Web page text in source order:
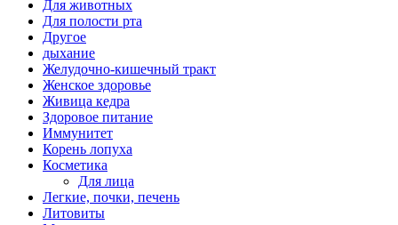
Для животных
Для полости рта
Другое
дыхание
Желудочно-кишечный тракт
Женское здоровье
Живица кедра
Здоровое питание
Иммунитет
Корень лопуха
Косметика
Для лица
Легкие, почки, печень
Литовиты